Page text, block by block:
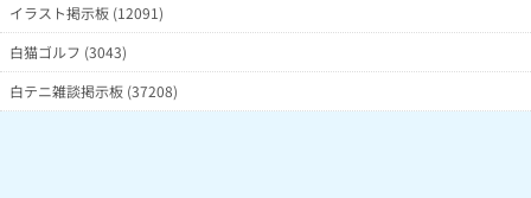
イラスト掲示板 (12091)
白猫ゴルフ (3043)
白テニ雑談掲示板 (37208)